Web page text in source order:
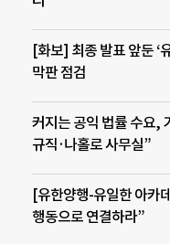
[화보] 최종 발표 앞둔 ‘
막판 점검
커지는 공익 법률 수요,
규직·나홀로 사무실”
[유한양행-유일한 아카
행동으로 연결하라”